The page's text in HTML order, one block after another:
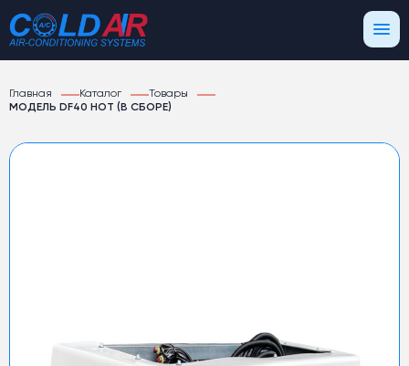
Главная Каталог
Товары
МОДЕЛЬ DF40 HOT (В СБОРЕ)